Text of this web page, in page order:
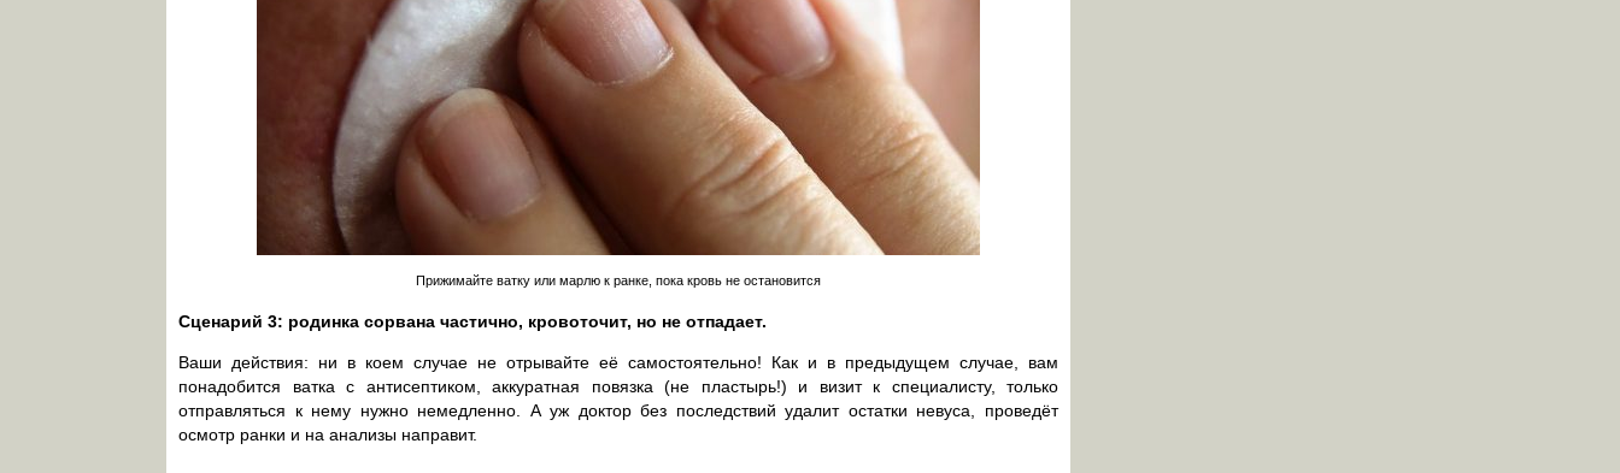
Прижимайте ватку или марлю к ранке, пока кровь не остановится
Сценарий 3: родинка сорвана частично, кровоточит, но не отпадает.
Ваши действия: ни в коем случае не отрывайте её самостоятельно! Как и в предыдущем случае, вам
понадобится ватка с антисептиком, аккуратная повязка (не пластырь!) и визит к специалисту, только
отправляться к нему нужно немедленно. А уж доктор без последствий удалит остатки невуса, проведёт
осмотр ранки и на анализы направит.